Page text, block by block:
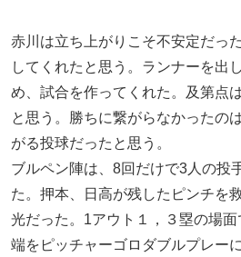
赤川は立ち上がりこそ不安定だっ
してくれたと思う。ランナーを出
め、試合を作ってくれた。及第点
と思う。勝ちに繋がらなかったの
がる投球だったと思う。
ブルペン陣は、8回だけで3人の投
た。押本、日高が残したピンチを
光だった。1アウト１，３塁の場
端をピッチャーゴロダブルプレー